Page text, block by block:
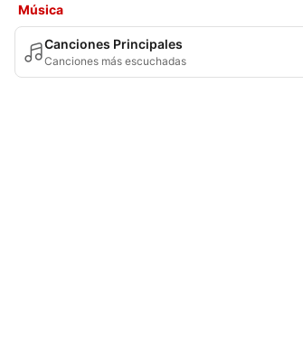
Música
Canciones Principales
Canciones más escuchadas